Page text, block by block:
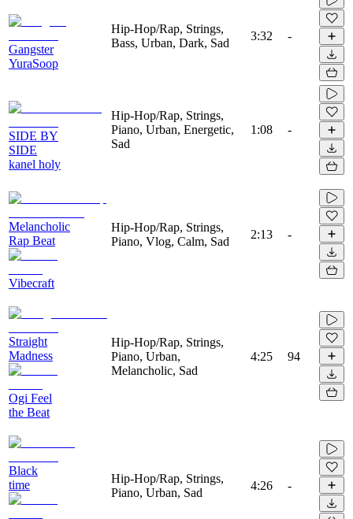
Gangster
YuraSoop
Hip-Hop/Rap, Strings,
Bass, Urban, Dark, Sad
3:32 -
SIDE BY
SIDE
kanel holy
Hip-Hop/Rap, Strings,
Piano, Urban, Energetic,
Sad
1:08 -
Melancholic
Rap Beat
Vibecraft
Hip-Hop/Rap, Strings,
Piano, Vlog, Calm, Sad
2:13 -
Straight
Madness
Ogi Feel
the Beat
Hip-Hop/Rap, Strings,
Piano, Urban,
Melancholic, Sad
4:25 94
Black
time
Hip-Hop/Rap, Strings,
Piano, Urban, Sad
4:26 -